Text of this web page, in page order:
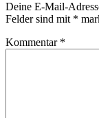
Deine E-Mail-
Felder sind mit *
Kommentar *